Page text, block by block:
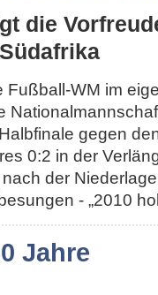
die
Fußball-WM im
gegen
0:2 in der
der
- „2010
Jahre